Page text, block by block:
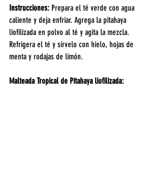
Instrucciones: Prepara el té verde con agua
caliente y deja enfriar. Agrega la pitahaya
liofilizada en polvo al té y agita la mezcla.
Refrigera el té y sírvelo con hielo, hojas de
menta y rodajas de limón.
Malteada Tropical de Pitahaya liofilizada: